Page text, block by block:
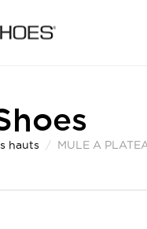
hauts MULE A